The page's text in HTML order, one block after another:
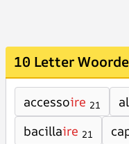
10 Letter
accessoire 21
bacillaire 21